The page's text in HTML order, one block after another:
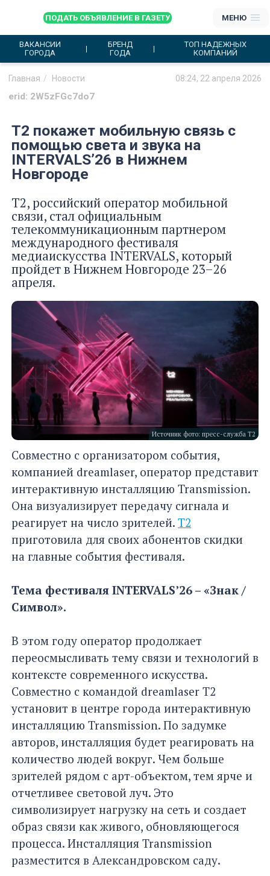
ПОДАТЬ ОБЪЯВЛЕНИЕ В ГАЗЕТУ МЕНЮ
ВАКАНСИИ
ГОРОДА
БРЕНД
ГОДА
ТОП НАДЕЖНЫХ
КОМПАНИЙ
Главная Новости 08:24, 22 апреля 2026
erid: 2W5zFGc7do7
Т2 покажет мобильную связь с
помощью света и звука на
INTERVALS’26 в Нижнем
Новгороде
Т2, российский оператор мобильной
связи, стал официальным
телекоммуникационным партнером
международного фестиваля
медиаискусства INTERVALS, который
пройдет в Нижнем Новгороде 23–26
апреля.
Источник фото: пресс-служба Т2
Совместно с организатором события,
компанией dreamlaser, оператор представит
интерактивную инсталляцию Transmission.
Она визуализирует передачу сигнала и
реагирует на число зрителей. Т2
приготовила для своих абонентов скидки
на главные события фестиваля.
Тема фестиваля INTERVALS’26 – «Знак /
Символ».
В этом году оператор продолжает
переосмысливать тему связи и технологий в
контексте современного искусства.
Совместно с командой dreamlaser Т2
установит в центре города интерактивную
инсталляцию Transmission. По задумке
авторов, инсталляция будет реагировать на
количество людей вокруг. Чем больше
зрителей рядом с арт-объектом, тем ярче и
отчетливее световой луч. Это
символизирует нагрузку на сеть и создает
образ связи как живого, обновляющегося
процесса. Инсталляция Transmission
разместится в Александровском саду.